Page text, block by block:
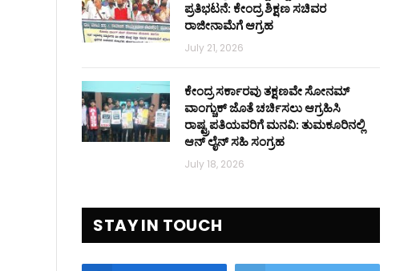
ಪ್ರತಿಭಟನೆ: ಕೇಂದ್ರ ಶಿಕ್ಷಣ ಸಚಿವರ
ರಾಜೀನಾಮೆಗೆ ಆಗ್ರಹ
July 21, 2026
ಕೇಂದ್ರ ಸರ್ಕಾರವು ತಕ್ಷಣವೇ ಸೋನಮ್
ವಾಂಗ್ಚುಕ್ ಜೊತೆ ಚರ್ಚಿಸಲು ಆಗ್ರಹಿಸಿ
ರಾಷ್ಟ್ರಪತಿಯವರಿಗೆ ಮನವಿ: ತುಮಕೂರಿನಲ್ಲಿ
ಆನ್‌ ಲೈನ್ ಸಹಿ ಸಂಗ್ರಹ
July 18, 2026
STAY IN TOUCH